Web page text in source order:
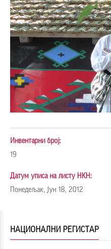
Инвентарни број:
19
Датум уписа на листу НКН:
Понедељак, Јун 18, 2012
НАЦИОНАЛНИ РЕГИСТАР